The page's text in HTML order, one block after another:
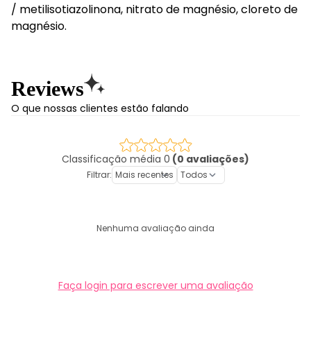
/ metilisotiazolinona, nitrato de magnésio, cloreto de
magnésio.
Reviews
O que nossas clientes estão falando
Classificação média 0 (0 avaliações)
Filtrar:
Nenhuma avaliação ainda
Faça login para escrever uma avaliação